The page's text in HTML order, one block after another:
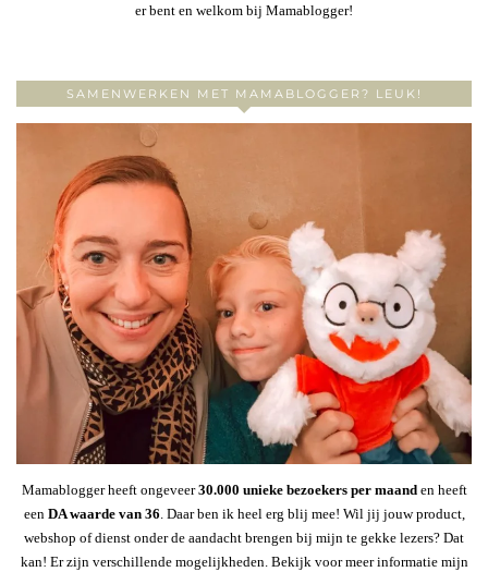
er bent en welkom bij Mamablogger!
SAMENWERKEN MET MAMABLOGGER? LEUK!
Mamablogger heeft ongeveer30.000 unieke bezoekers per maanden heeft
een DA waarde van 36. Daar ben ik heel erg blij mee! Wil jij jouw product,
webshop of dienst onder de aandacht brengen bij mijn te gekke lezers? Dat
kan! Er zijn verschillende mogelijkheden. Bekijk voor meer informatie mijn